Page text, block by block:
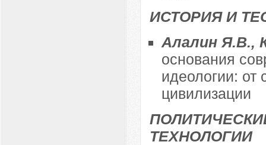
ИСТОРИЯ И
Алалин Я.В.,
основания
идеологии: от
цивилизации
ТЕХНОЛОГИИ